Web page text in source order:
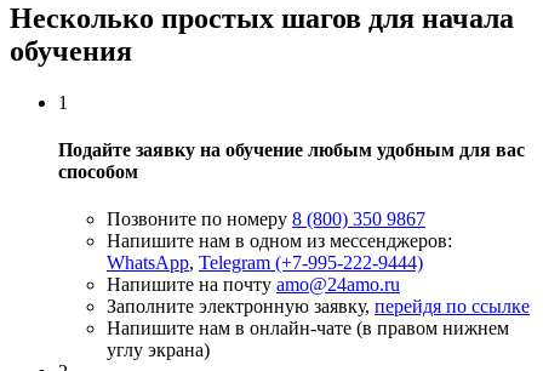
Несколько простых шагов для начала
обучения
1
Подайте заявку на обучение любым удобным для вас
способом
Позвоните по номеру 8 (800) 350 9867
Напишите нам в одном из мессенджеров:
WhatsApp, Telegram (+7-995-222-9444)
Напишите на почту amo@24amo.ru
Заполните электронную заявку, перейдя по ссылке
Напишите нам в онлайн-чате (в правом нижнем
углу экрана)